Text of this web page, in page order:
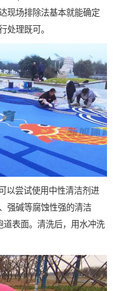
现场排除法基本就能确定
处理既可。
以尝试使用中性清洁剂进
强碱等腐蚀性强的清洁
表面。清洗后，用水冲洗